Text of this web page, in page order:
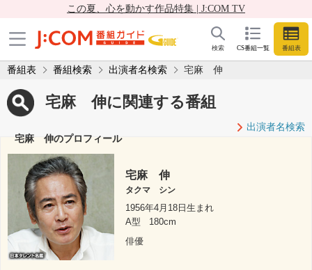
この夏、心を動かす作品特集 | J:COM TV
CS番組一覧 番組表
検索
番組表 番組検索 出演者名検索 宅麻 伸
宅麻 伸に関連する番組
出演者名検索
宅麻 伸のプロフィール
宅麻 伸
タクマ シン
1956年4月18日生まれ
A型
180cm
俳優